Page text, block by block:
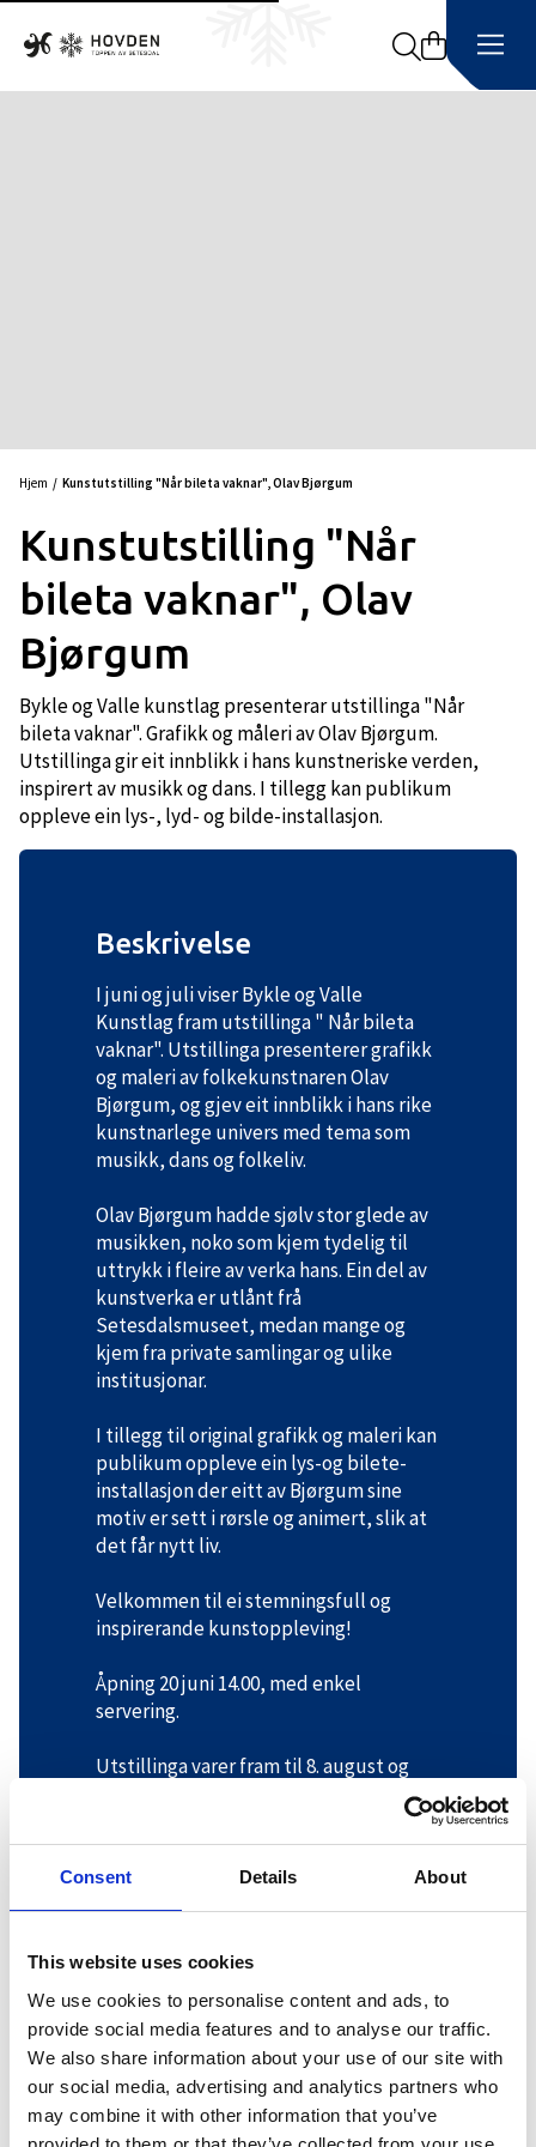
Consent Details About
This website uses cookies
We use cookies to personalise content and ads, to
provide social media features and to analyse our traffic.
We also share information about your use of our site with
our social media, advertising and analytics partners who
may combine it with other information that you’ve
Search
Hjem Kunstutstilling "Når bileta vaknar", Olav Bjørgum
Kunstutstilling "Når
bileta vaknar", Olav
Bjørgum
Bykle og Valle kunstlag presenterar utstillinga "Når
bileta vaknar". Grafikk og måleri av Olav Bjørgum.
Utstillinga gir eit innblikk i hans kunstneriske verden,
inspirert av musikk og dans. I tillegg kan publikum
oppleve ein lys-, lyd- og bilde-installasjon.
Beskrivelse
I juni og juli viser Bykle og Valle
Kunstlag fram utstillinga " Når bileta
vaknar". Utstillinga presenterer grafikk
og maleri av folkekunstnaren Olav
Bjørgum, og gjev eit innblikk i hans rike
kunstnarlege univers med tema som
musikk, dans og folkeliv.
Olav Bjørgum hadde sjølv stor glede av
musikken, noko som kjem tydelig til
uttrykk i fleire av verka hans. Ein del av
kunstverka er utlånt frå
Setesdalsmuseet, medan mange og
kjem fra private samlingar og ulike
institusjonar.
I tillegg til original grafikk og maleri kan
publikum oppleve ein lys-og bilete-
installasjon der eitt av Bjørgum sine
motiv er sett i rørsle og animert, slik at
det får nytt liv.
Velkommen til ei stemningsfull og
inspirerande kunstoppleving!
Åpning 20 juni 14.00, med enkel
servering.
Utstillinga varer fram til 8. august og
kan sjåast i Hovden Kunsthandel sine
Torsdag, fredag og laurdag kl. 11:00-
16:00.
Kontaktinformasjon
Adresse:
Hovden kunsthandel, Setesdalsvegen 4296, 4755,